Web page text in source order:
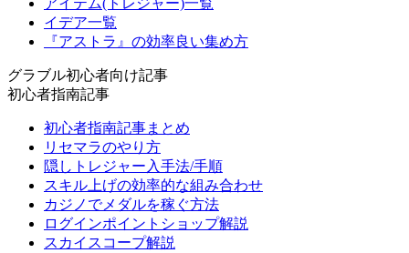
アイテム(トレジャー)一覧
イデア一覧
『アストラ』の効率良い集め方
グラブル初心者向け記事
初心者指南記事
初心者指南記事まとめ
リセマラのやり方
隠しトレジャー入手法/手順
スキル上げの効率的な組み合わせ
カジノでメダルを稼ぐ方法
ログインポイントショップ解説
スカイスコープ解説